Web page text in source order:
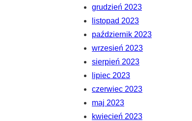
grudzień 2023
listopad 2023
październik 2023
wrzesień 2023
sierpień 2023
lipiec 2023
czerwiec 2023
maj 2023
kwiecień 2023